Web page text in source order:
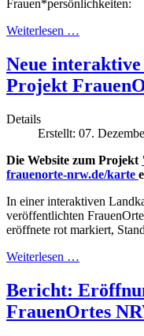
Frauen*persönlichkeiten:
Weiterlesen …
Neue
Projekt
Details
Erstellt: 07.
Die Website zum Projekt
frauenorte-nrw.de/karte
In einer interaktiven
veröffentlichten
eröffnete rot markiert,
Weiterlesen …
Bericht:
FrauenOrtes